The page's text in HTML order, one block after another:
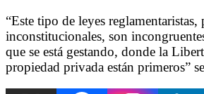
“Este tipo de leyes reglamentaristas,
inconstitucionales, son
que se está gestando, donde la
propiedad privada están primeros”